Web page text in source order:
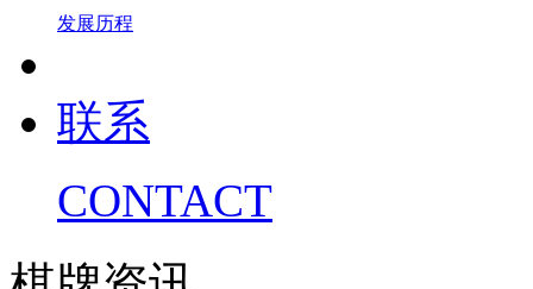
发展历程
联系
CONTACT